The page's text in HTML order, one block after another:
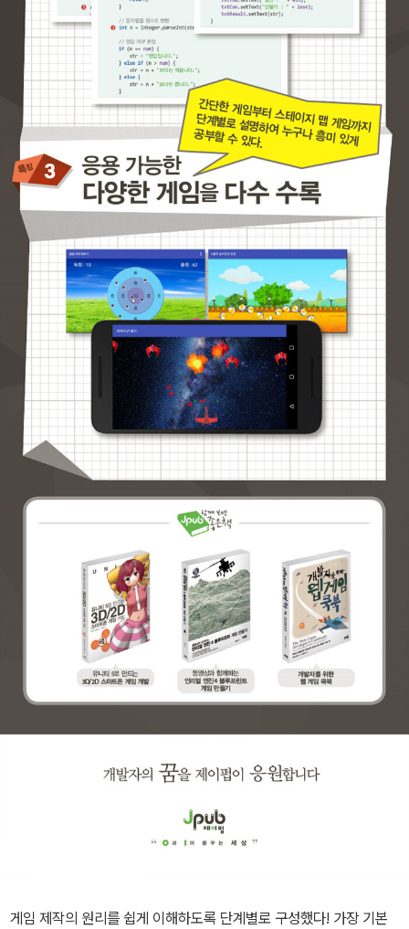
게임 제작의 원리를 쉽게 이해하도록 단계별로 구성했다! 가장 기본